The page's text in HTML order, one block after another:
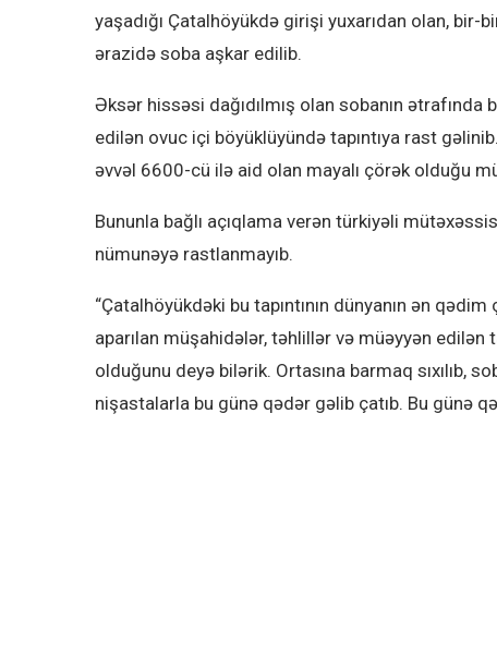
yaşadığı Çatalhöyükdə girişi yuxarıdan olan,
ərazidə soba aşkar edilib.
Əksər hissəsi dağıdılmış olan sobanın
edilən ovuc içi böyüklüyündə tapıntıya rast
əvvəl 6600-cü ilə aid olan mayalı çörək olduğu
Bununla bağlı açıqlama verən türkiyəli
nümunəyə rastlanmayıb.
“Çatalhöyükdəki bu tapıntının dünyanın ən
aparılan müşahidələr, təhlillər və müəyyən
olduğunu deyə bilərik. Ortasına barmaq sıxılıb,
nişastalarla bu günə qədər gəlib çatıb. Bu günə